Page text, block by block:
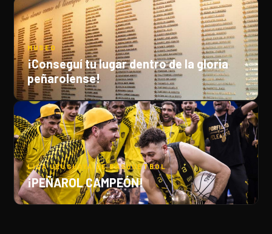
GALERÍA
MUSEO
¡Conseguí tu lugar dentro de la gloria
peñarolense!
LIGA URUGUAYA DE BÁSQUETBOL
¡PEÑAROL CAMPEÓN!